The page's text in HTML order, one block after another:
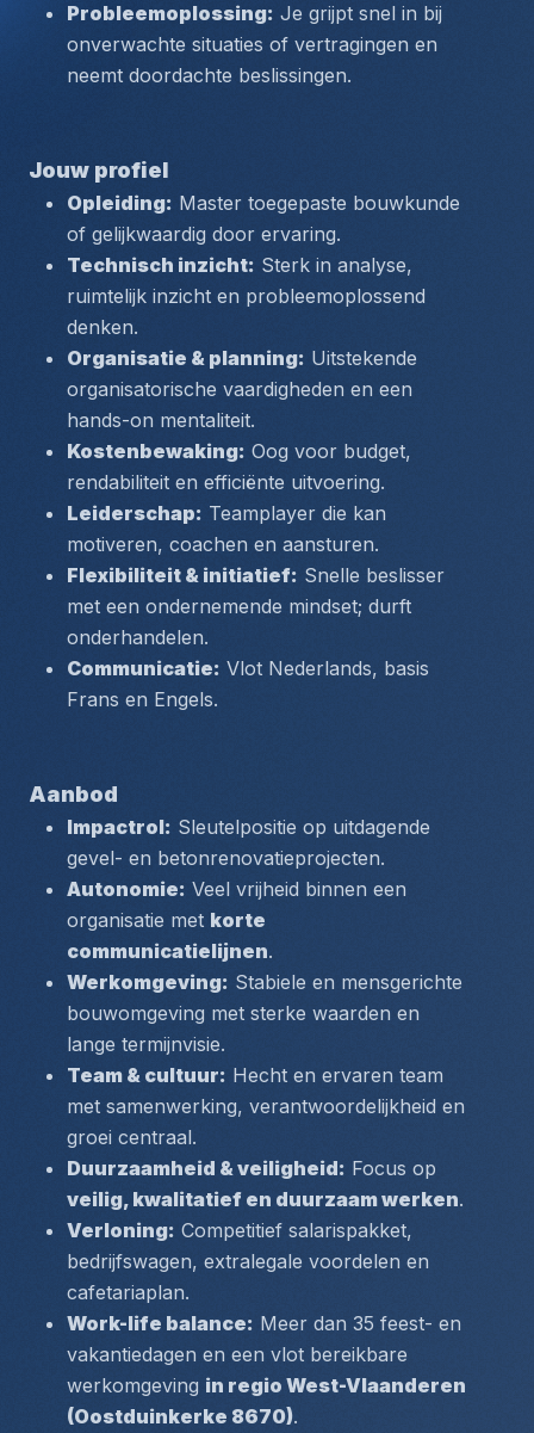
Probleemoplossing: Je grijpt snel in bij
onverwachte situaties of vertragingen en
neemt doordachte beslissingen.
Jouw profiel
Opleiding: Master toegepaste bouwkunde
of gelijkwaardig door ervaring.
Technisch inzicht: Sterk in analyse,
ruimtelijk inzicht en probleemoplossend
denken.
Organisatie & planning: Uitstekende
organisatorische vaardigheden en een
hands-on mentaliteit.
Kostenbewaking: Oog voor budget,
rendabiliteit en efficiënte uitvoering.
Leiderschap: Teamplayer die kan
motiveren, coachen en aansturen.
Flexibiliteit & initiatief: Snelle beslisser
met een ondernemende mindset; durft
onderhandelen.
Communicatie: Vlot Nederlands, basis
Frans en Engels.
Aanbod
Impactrol: Sleutelpositie op uitdagende
gevel- en betonrenovatieprojecten.
Autonomie: Veel vrijheid binnen een
organisatie met korte
communicatielijnen.
Werkomgeving: Stabiele en mensgerichte
bouwomgeving met sterke waarden en
lange termijnvisie.
Team & cultuur: Hecht en ervaren team
met samenwerking, verantwoordelijkheid en
groei centraal.
Duurzaamheid & veiligheid:
veilig, kwalitatief en duurzaam werken.
Verloning: Competitief salarispakket,
bedrijfswagen, extralegale voordelen en
cafetariaplan.
Work-life balance: Meer dan 35 feest- en
vakantiedagen en een vlot bereikbare
werkomgeving in regio West-Vlaanderen
(Oostduinkerke 8670).